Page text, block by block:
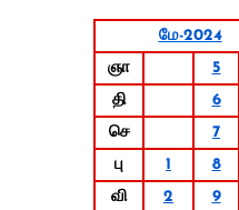
மே-2024
ஞா
5
தி
6
செ
7
பு
1 8
வி
2 9